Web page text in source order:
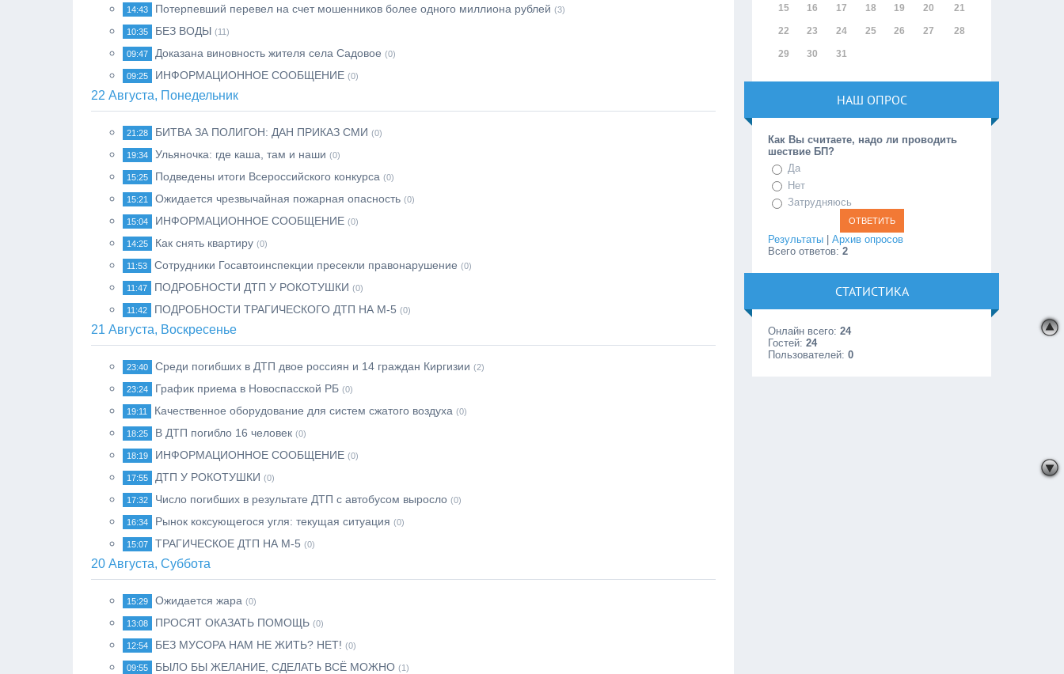
14:43 Потерпевший перевел на счет мошенников более одного миллиона рублей (3)
10:35 БЕЗ ВОДЫ (11)
09:47 Доказана виновность жителя села Садовое (0)
09:25 ИНФОРМАЦИОННОЕ СООБЩЕНИЕ (0)
22 Августа, Понедельник
21:28 БИТВА ЗА ПОЛИГОН: ДАН ПРИКАЗ СМИ (0)
19:34 Ульяночка: где каша, там и наши (0)
15:25 Подведены итоги Всероссийского конкурса (0)
15:21 Ожидается чрезвычайная пожарная опасность (0)
15:04 ИНФОРМАЦИОННОЕ СООБЩЕНИЕ (0)
14:25 Как снять квартиру (0)
11:53 Сотрудники Госавтоинспекции пресекли правонарушение (0)
11:47 ПОДРОБНОСТИ ДТП У РОКОТУШКИ (0)
11:42 ПОДРОБНОСТИ ТРАГИЧЕСКОГО ДТП НА М-5 (0)
21 Августа, Воскресенье
23:40 Среди погибших в ДТП двое россиян и 14 граждан Киргизии (2)
23:24 График приема в Новоспасской РБ (0)
19:11 Качественное оборудование для систем сжатого воздуха (0)
18:25 В ДТП погибло 16 человек (0)
18:19 ИНФОРМАЦИОННОЕ СООБЩЕНИЕ (0)
17:55 ДТП У РОКОТУШКИ (0)
17:32 Число погибших в результате ДТП с автобусом выросло (0)
16:34 Рынок коксующегося угля: текущая ситуация (0)
15:07 ТРАГИЧЕСКОЕ ДТП НА М-5 (0)
20 Августа, Суббота
15:29 Ожидается жара (0)
13:08 ПРОСЯТ ОКАЗАТЬ ПОМОЩЬ (0)
12:54 БЕЗ МУСОРА НАМ НЕ ЖИТЬ? НЕТ! (0)
09:55 БЫЛО БЫ ЖЕЛАНИЕ, СДЕЛАТЬ ВСЁ МОЖНО (1)
15 16 17 18 19 20 21
22 23 24 25 26 27 28
29 30 31
НАШ ОПРОС
Как Вы считаете, надо ли проводить
шествие БП?
Да
Нет
Затрудняюсь
Результаты |Архив опросов
Всего ответов:2
СТАТИСТИКА
Онлайн всего:24
Гостей:24
Пользователей:0